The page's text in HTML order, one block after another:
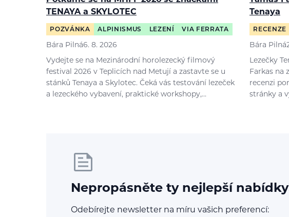
TENAYA a SKYLOTEC
POZVÁNKA ALPINISMUS LEZENÍ VIA FERRATA
Bára Pilná6. 8. 2026
Vydejte se na Mezinárodní horolezecký filmový
festival 2026 v Teplicích nad Metují a zastavte se u
stánků Tenaya a Skylotec. Čeká vás testování lezeček
a lezeckého vybavení, praktické workshopy,…
Tenaya
RECENZE
Bára Pilná
Lezečky
Farkas na
recenzi
stránky a
Nepropásněte ty nejlepší
Odebírejte newsletter na míru vašich preferencí: